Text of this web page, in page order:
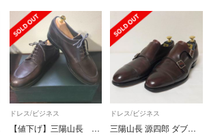
ドレス/ビジネス
【値下げ】三陽山長 勘四郎/KANSHIRO ブラウン 26.5cm
ドレス/ビジネス
三陽山長 源四郎 ダブルモンク レザーシューズ ストレートチップ ダービー